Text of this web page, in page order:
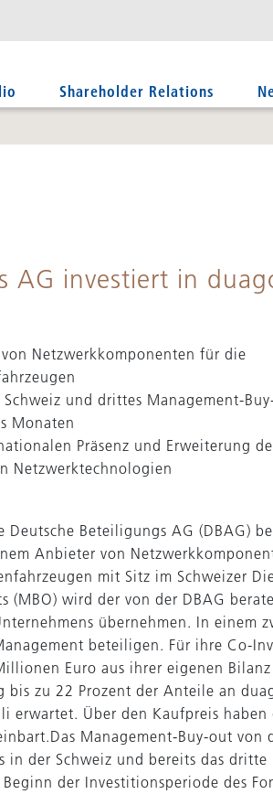
Shareholder Relations
AG investiert in
Netzwerkkomponenten für die
und drittes Management-
Monaten
Präsenz und Erweiterung
Netzwerktechnologien
Deutsche Beteiligungs AG (DBAG)
Anbieter von
mit Sitz im Schweizer
(MBO) wird der von der DBAG
übernehmen. In einem
beteiligen. Für ihre Co-
Euro aus ihrer eigenen Bilanz
zu 22 Prozent der Anteile an
erwartet. Über den Kaufpreis haben
Management-Buy-out von
in der Schweiz und bereits das dritte
der Investitionsperiode des